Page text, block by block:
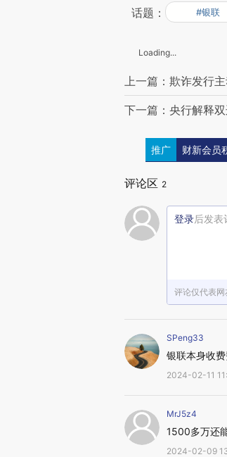
话题： #银联
Loading...
上一篇：欺诈发行
下一篇：央行解释
推广 财新会员
评论区 2
登录后发表
评论仅代表
SPeng33
银联本身收
2024-02-11
MrJ5z4
1500多万还
2024-02-09